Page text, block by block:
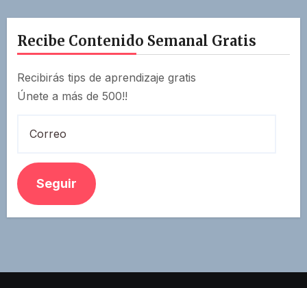
Recibe Contenido Semanal Gratis
Recibirás tips de aprendizaje gratis
Únete a más de 500!!
Seguir